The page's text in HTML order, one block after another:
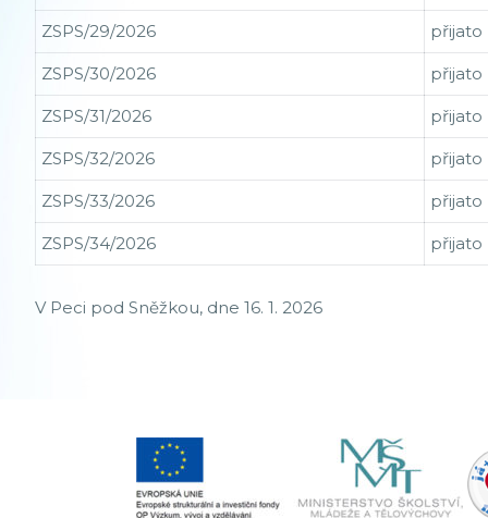
ZSPS/29/2026 přijato
ZSPS/30/2026 přijato
ZSPS/31/2026 přijato
ZSPS/32/2026 přijato
ZSPS/33/2026 přijato
ZSPS/34/2026 přijato
V Peci pod Sněžkou, dne 16. 1. 2026